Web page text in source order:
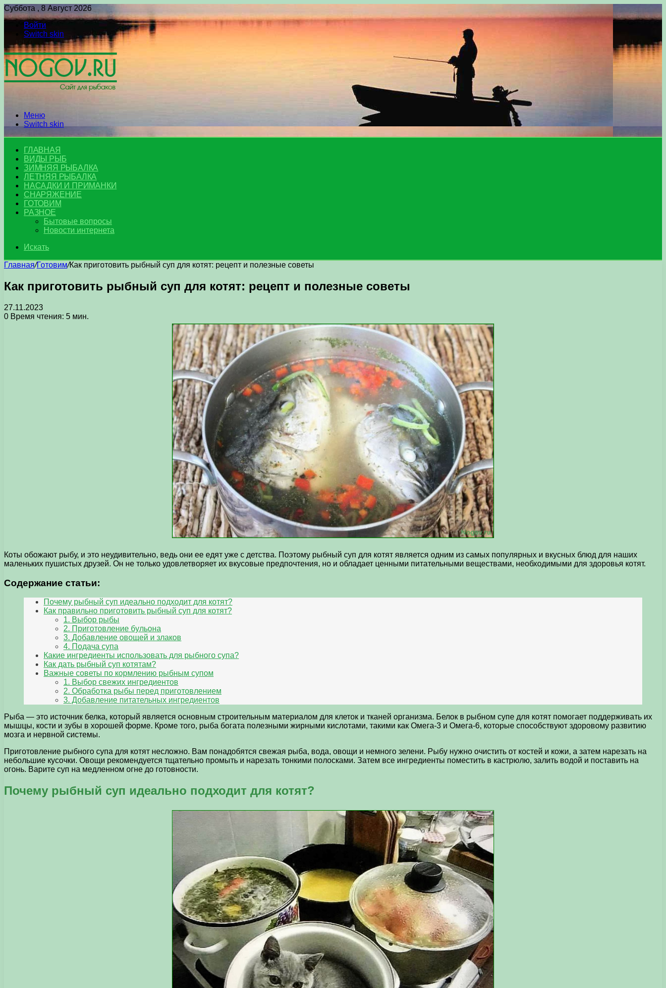
Суббота , 8 Август 2026
Войти
Switch skin
Меню
Switch skin
ГЛАВНАЯ
ВИДЫ РЫБ
ЗИМНЯЯ РЫБАЛКА
ЛЕТНЯЯ РЫБАЛКА
НАСАДКИ И ПРИМАНКИ
СНАРЯЖЕНИЕ
ГОТОВИМ
РАЗНОЕ
Бытовые вопросы
Новости интернета
Искать
Главная/Готовим/Как приготовить рыбный суп для котят: рецепт и полезные советы
Как приготовить рыбный суп для котят: рецепт и полезные советы
27.11.2023
0 Время чтения: 5 мин.
Коты обожают рыбу, и это неудивительно, ведь они ее едят уже с детства. Поэтому рыбный суп для котят является одним из самых популярных и вкусных блюд для наших
маленьких пушистых друзей. Он не только удовлетворяет их вкусовые предпочтения, но и обладает ценными питательными веществами, необходимыми для здоровья котят.
Содержание статьи:
Почему рыбный суп идеально подходит для котят?
Как правильно приготовить рыбный суп для котят?
1. Выбор рыбы
2. Приготовление бульона
3. Добавление овощей и злаков
4. Подача супа
Какие ингредиенты использовать для рыбного супа?
Как дать рыбный суп котятам?
Важные советы по кормлению рыбным супом
1. Выбор свежих ингредиентов
2. Обработка рыбы перед приготовлением
3. Добавление питательных ингредиентов
Рыба — это источник белка, который является основным строительным материалом для клеток и тканей организма. Белок в рыбном супе для котят помогает поддерживать их
мышцы, кости и зубы в хорошей форме. Кроме того, рыба богата полезными жирными кислотами, такими как Омега-3 и Омега-6, которые способствуют здоровому развитию
мозга и нервной системы.
Приготовление рыбного супа для котят несложно. Вам понадобятся свежая рыба, вода, овощи и немного зелени. Рыбу нужно очистить от костей и кожи, а затем нарезать на
небольшие кусочки. Овощи рекомендуется тщательно промыть и нарезать тонкими полосками. Затем все ингредиенты поместить в кастрюлю, залить водой и поставить на
огонь. Варите суп на медленном огне до готовности.
Почему рыбный суп идеально подходит для котят?